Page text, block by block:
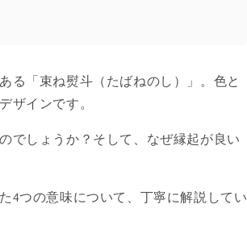
る「束ね熨斗（たばねのし）」。色と
ザインです。
でしょうか？そして、なぜ縁起が良い
4つの意味について、丁寧に解説してい